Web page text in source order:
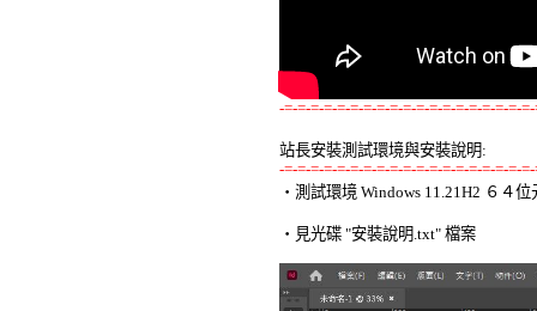
-=-=-=-=-=-=-=-=-=-=-=-=-=-=-=-=-=-=-
站長安裝測試環境與安裝說明:
-=-=-=-=-=-=-=-=-=-=-=-=-=-=-=-=-=-=-
‧測試環境 Windows 11.21H2 ６４
‧見光碟 "安裝說明.txt" 檔案